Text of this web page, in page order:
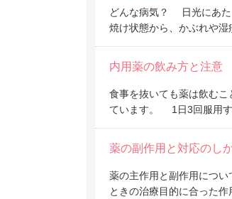
どんな病気？ 日光にあた
焼け状態から、かぶれや
内用薬の飲み方と注意
食事を抜いても薬は飲む
ています。 1日3回服用す
薬の副作用と対応のし
薬の主作用と副作用につ
ときの治療目的に合った